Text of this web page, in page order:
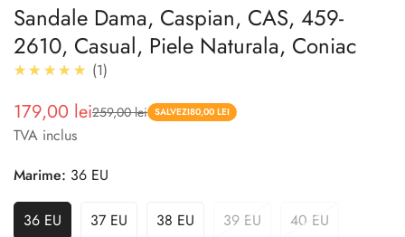
Sandale Dama, Caspian, CAS, 459-
2610, Casual, Piele Naturala, Coniac
★★★★★ 5.0
1
Pret
redus
179,00 lei
Pret 259,00 lei SALVEZI80,00 LEI
TVA inclus
Marime: 36 EU
36 EU 37 EU 38 EU 39 EU 40 EU